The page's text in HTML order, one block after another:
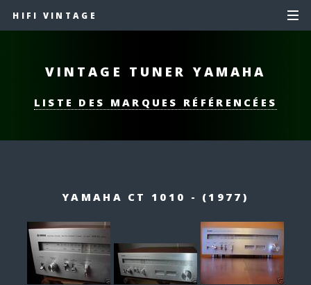
HIFI VINTAGE
VINTAGE TUNER YAMAHA
LISTE DES MARQUES RÉFÉRENCÉES
YAMAHA CT 1010 - (1977)